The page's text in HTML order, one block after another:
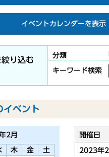
イベントカレンダーを表示
り込む
分類
キーワード検索
ベント
2月
木 金
土
開催日
2023年